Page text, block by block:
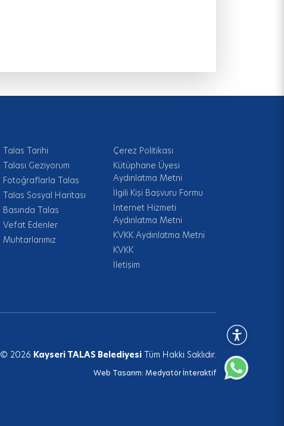
Talas Tarihi
Talası Geziyorum
Fotoğraflarla Talas
Talas Sosyal Haritası
Basında Talas
Vefat Edenler
Muhtarlarımız
Çerez Politikası
Kütüphane Üyesi
Aydınlatma Metni
İlgili Kişi Başvuru Formu
İnternet Hizmeti
Aydınlatma Metni
KVKK Aydınlatma Metni
KVKK
İletişim
© 2026 Kayseri TALAS Belediyesi Tüm Hakkı Saklıdır.
Web Tasarım: Medyatör İnteraktif